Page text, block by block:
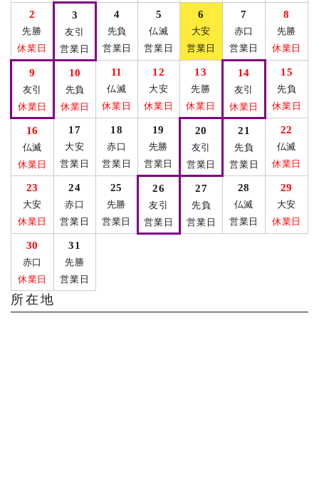
2
先勝
休業日
3
友引
営業日
4
先負
営業日
5
仏滅
営業日
6
大安
営業日
7
赤口
営業日
8
先勝
休業日
9
友引
休業日
10
先負
休業日
11
仏滅
休業日
12
大安
休業日
13
先勝
休業日
14
友引
休業日
15
先負
休業日
16
仏滅
休業日
17
大安
営業日
18
赤口
営業日
19
先勝
営業日
20
友引
営業日
21
先負
営業日
22
仏滅
休業日
23
大安
休業日
24
赤口
営業日
25
先勝
営業日
26
友引
営業日
27
先負
営業日
28
仏滅
営業日
29
大安
休業日
30
赤口
休業日
31
先勝
営業日
所在地